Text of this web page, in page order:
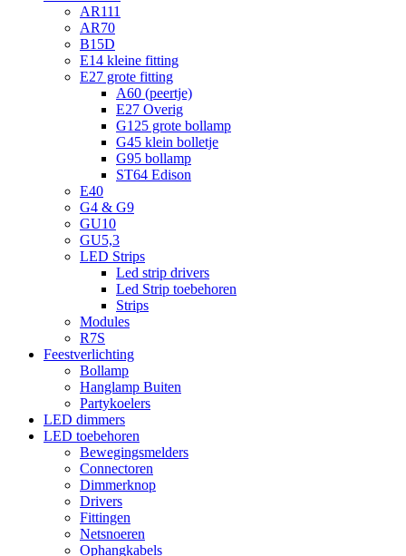
AR111
AR70
B15D
E14 kleine fitting
E27 grote fitting
A60 (peertje)
E27 Overig
G125 grote bollamp
G45 klein bolletje
G95 bollamp
ST64 Edison
E40
G4 & G9
GU10
GU5,3
LED Strips
Led strip drivers
Led Strip toebehoren
Strips
Modules
R7S
Feestverlichting
Bollamp
Hanglamp Buiten
Partykoelers
LED dimmers
LED toebehoren
Bewegingsmelders
Connectoren
Dimmerknop
Drivers
Fittingen
Netsnoeren
Ophangkabels